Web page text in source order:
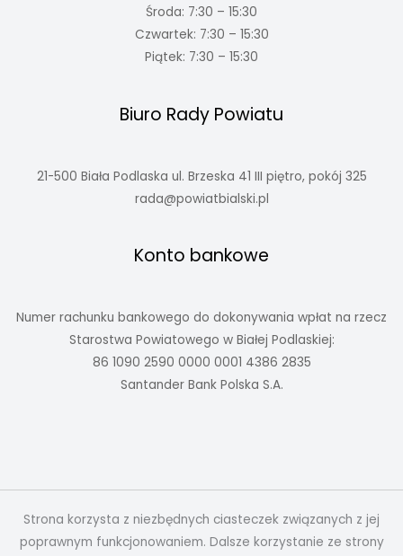
Środa: 7:30 – 15:30
Czwartek: 7:30 – 15:30
Piątek: 7:30 – 15:30
Biuro Rady Powiatu
21-500 Biała Podlaska ul. Brzeska 41 III piętro, pokój 325
rada@powiatbialski.pl
Konto bankowe
Numer rachunku bankowego do dokonywania wpłat na rzecz
Starostwa Powiatowego w Białej Podlaskiej:
86 1090 2590 0000 0001 4386 2835
Santander Bank Polska S.A.
Strona korzysta z niezbędnych ciasteczek związanych z jej
poprawnym funkcjonowaniem. Dalsze korzystanie ze strony